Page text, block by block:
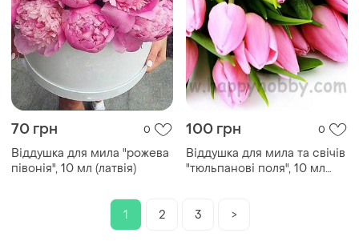
70 грн 0
Віддушка для мила "рожева
півонія", 10 мл (латвія)
100 грн 0
Віддушка для мила та свічів
"тюльпанові поля", 10 мл
1 2 3 >